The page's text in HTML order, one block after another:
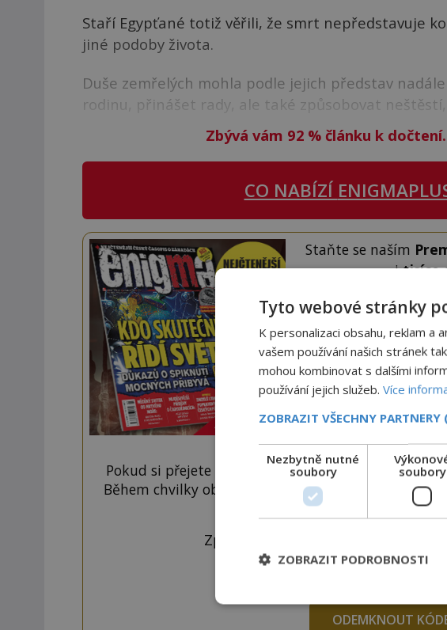
Staří Egypťané totiž věřili, že smrt nepředstavuje
jiné podoby života.
Duše zemřelých mohla podle jejich představ
rodinu, přinášet rady, ale také způsobovat
Zbývá vám 92 %článku k
CO NABÍZÍ
Staňte se naším
itisíce
Pokud si přejete odemknout pouze tento článek,
Během chvilky obdržíte číselný kód, který opíšete
tlačítko jej
Zprávu ve tvaru "CTU CLANEK"
ODEMKNOUT
Tyto webové stránky
K personalizaci obsahu, reklam a
vašem používání našich stránek
mohou kombinovat s dalšími
používání jejich služeb. Více
ZOBRAZIT VŠECHNY PARTNERY
Nezbytně nutné
soubory
soubory
ZOBRAZIT PODROBNOSTI